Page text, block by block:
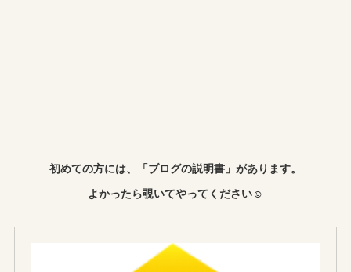
初めての方には、「ブログの説明書」があります。
よかったら覗いてやってください☺︎